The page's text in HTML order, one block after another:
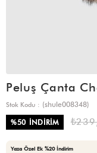
Peluş Çanta
Stok Kodu
(shule008348)
%50 İNDIRIM
Yaza Özel Ek %20 İndirim